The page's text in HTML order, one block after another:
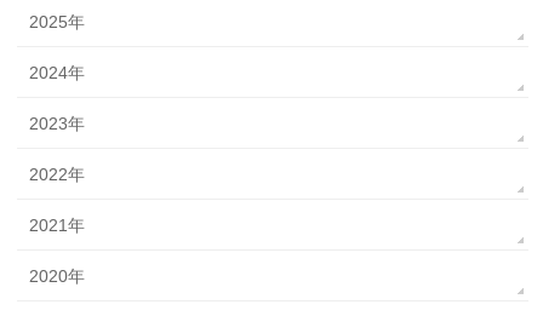
2025年
2024年
2023年
2022年
2021年
2020年